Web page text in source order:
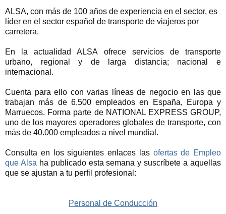
ALSA, con más de 100 años de experiencia en el sector, es
líder en el sector español de transporte de viajeros por
carretera.
En la actualidad ALSA ofrece servicios de transporte
urbano, regional y de larga distancia; nacional e
internacional.
Cuenta para ello con varias líneas de negocio en las que
trabajan más de 6.500 empleados en España, Europa y
Marruecos. Forma parte de NATIONAL EXPRESS GROUP,
uno de los mayores operadores globales de transporte, con
más de 40.000 empleados a nivel mundial.
Consulta en los siguientes enlaces las ofertas de Empleo
que Alsa ha publicado esta semana y suscríbete a aquellas
que se ajustan a tu perfil profesional:
Personal de Conducción